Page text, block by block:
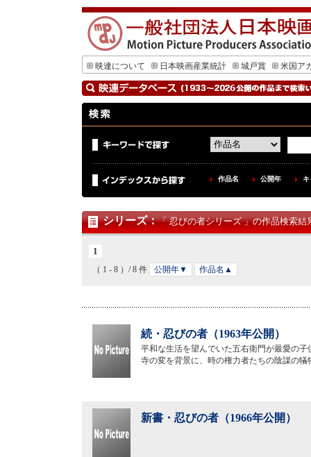
映連について 日本映画産業統計 城戸賞 米国ア
作品名 公開年
シリーズ：「 忍びの者シリーズ 」の作品検索結
1
（ 1 - 8 ）/ 8 件 公開年▼ 作品名▲
続・忍びの者（1963年公開）
平和な生活を望んでいた五右衛門が最愛の
寺の変を背景に、時の権力者たちの陰謀の
新書・忍びの者（1966年公開）